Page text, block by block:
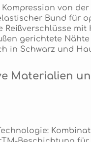
Kompression von
Bund für
Reißverschlüsse
gerichtete
in Schwarz und
Materialien